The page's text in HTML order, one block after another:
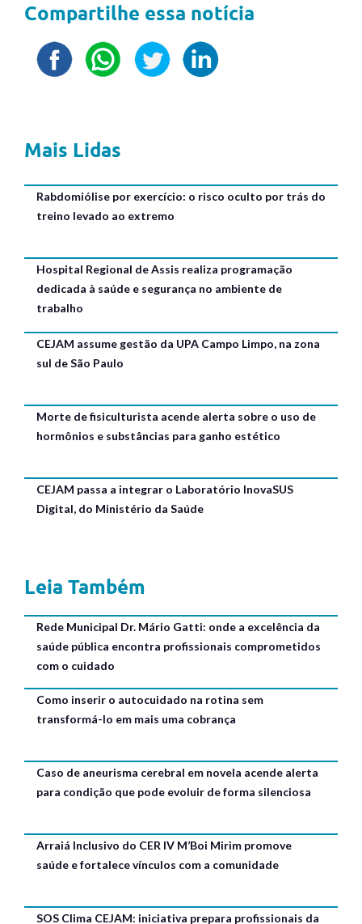
Compartilhe essa notícia
Mais Lidas
Rabdomiólise por exercício: o risco oculto por trás do
treino levado ao extremo
Hospital Regional de Assis realiza programação
dedicada à saúde e segurança no ambiente de
trabalho
CEJAM assume gestão da UPA Campo Limpo, na zona
sul de São Paulo
Morte de fisiculturista acende alerta sobre o uso de
hormônios e substâncias para ganho estético
CEJAM passa a integrar o Laboratório InovaSUS
Digital, do Ministério da Saúde
Leia Também
Rede Municipal Dr. Mário Gatti: onde a excelência da
saúde pública encontra profissionais comprometidos
com o cuidado
Como inserir o autocuidado na rotina sem
transformá-lo em mais uma cobrança
Caso de aneurisma cerebral em novela acende alerta
para condição que pode evoluir de forma silenciosa
Arraiá Inclusivo do CER IV M’Boi Mirim promove
saúde e fortalece vínculos com a comunidade
SOS Clima CEJAM: iniciativa prepara profissionais da